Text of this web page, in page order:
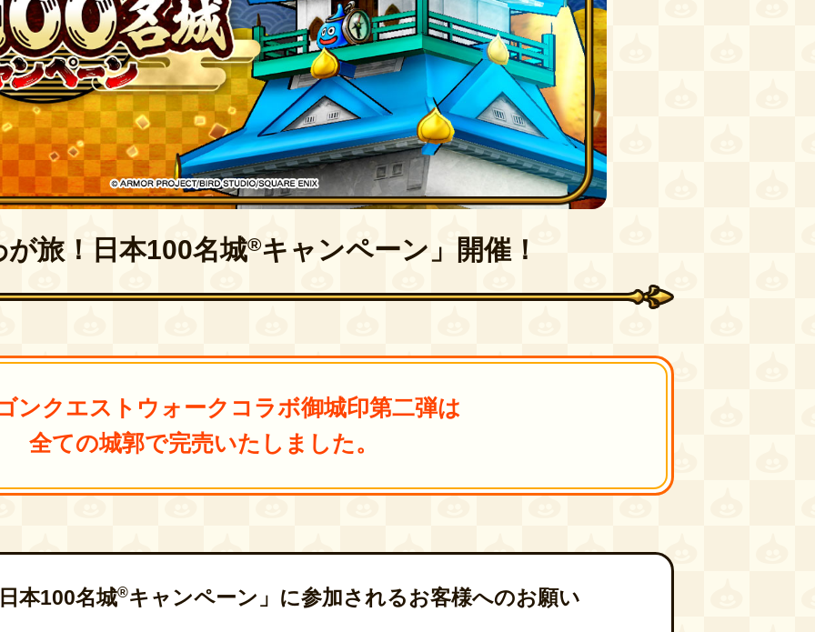
旅！ 日本100名城®キャンペーン」 開催！
ンクエストウォークコラボ御城印第二弾は
全ての城郭で完売いたしました。
本100名城®キャンペーン」に参加されるお客様へのお願い